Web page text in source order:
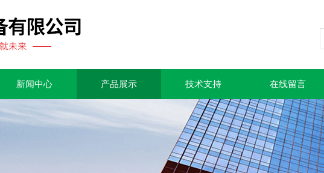
新闻中心 产品展示 技术支持 在线留言